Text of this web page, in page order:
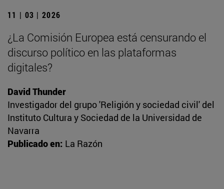
11 | 03 | 2026
¿La Comisión Europea está censurando el
discurso político en las plataformas
digitales?
David Thunder
Investigador del grupo 'Religión y sociedad civil' del
Instituto Cultura y Sociedad de la Universidad de
Navarra
Publicado en: La Razón